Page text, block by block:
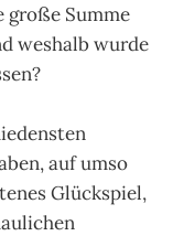
große Summe
weshalb wurde
auf umso
Glückspiel,